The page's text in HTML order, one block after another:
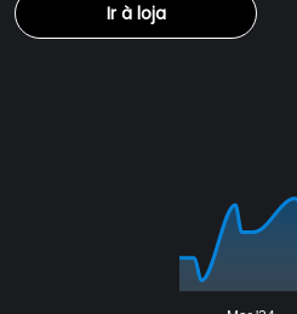
Ir à loja